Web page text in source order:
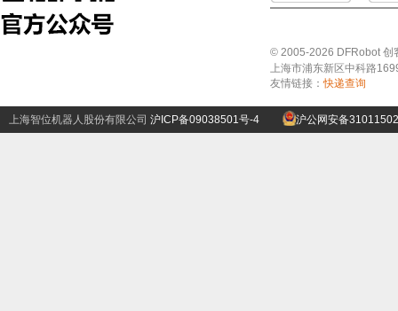
© 2005-2026 DFRobot 创
上海市浦东新区中科路
友情链接：快递查询
上海智位机器人股份有限公司 沪ICP备09038501号-4 沪公网安备